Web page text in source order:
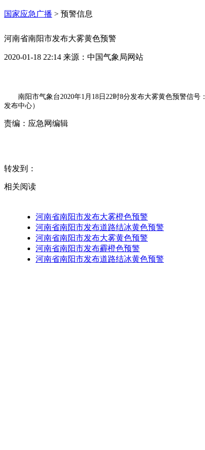
国家应急广播 > 预警信息
河南省南阳市发布大雾黄色预警
2020-01-18 22:14 来源： 中国气象局网站
南阳市气象台2020年1月18日22时8分发布大雾黄色预警信
发布中心）
责编： 应急网编辑
转发到：
相关阅读
河南省南阳市发布大雾橙色预警
河南省南阳市发布道路结冰黄色预警
河南省南阳市发布大雾黄色预警
河南省南阳市发布霾橙色预警
河南省南阳市发布道路结冰黄色预警